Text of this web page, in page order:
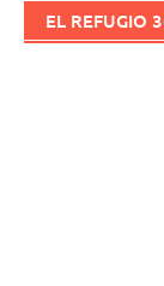
EL REFUGIO